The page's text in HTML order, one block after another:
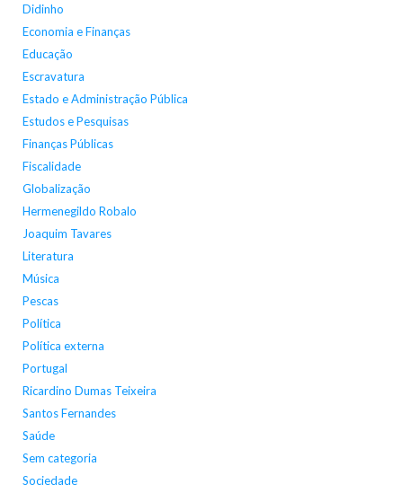
Didinho
Economia e Finanças
Educação
Escravatura
Estado e Administração Pública
Estudos e Pesquisas
Finanças Públicas
Fiscalidade
Globalização
Hermenegildo Robalo
Joaquim Tavares
Literatura
Música
Pescas
Política
Política externa
Portugal
Ricardino Dumas Teixeira
Santos Fernandes
Saúde
Sem categoria
Sociedade